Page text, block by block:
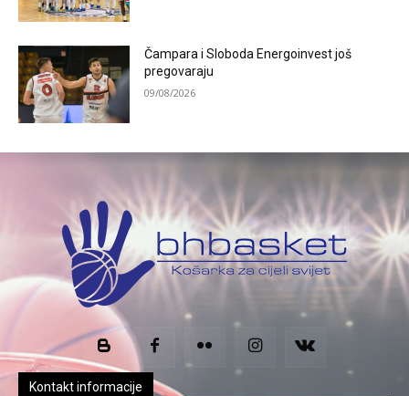
Čampara i Sloboda Energoinvest još
pregovaraju
09/08/2026
Kontakt informacije